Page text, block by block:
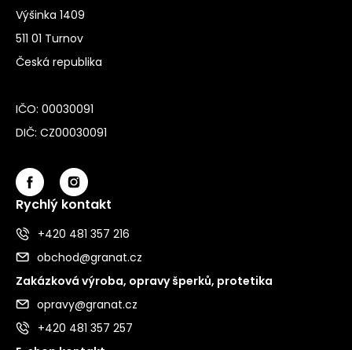
Výšinka 1409
511 01 Turnov
Česká republika
IČO: 00030091
DIČ: CZ00030091
Rychlý kontakt
+420 481 357 216
obchod@granat.cz
Zakázková výroba, opravy šperků, protetika
opravy@granat.cz
+420 481 357 257